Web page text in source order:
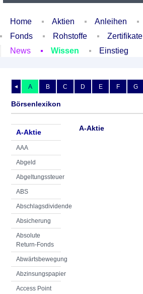
Home Aktien Anleihen
Fonds
Rohstoffe Zertifikate
News
Wissen Einstieg
◄ A B C D E F G
Börsenlexikon
A-Aktie
AAA
Abgeld
Abgeltungssteuer
ABS
Abschlagsdividende
Absicherung
Absolute
Return-Fonds
Abwärtsbewegung
Abzinsungspapier
Access Point
A-Aktie